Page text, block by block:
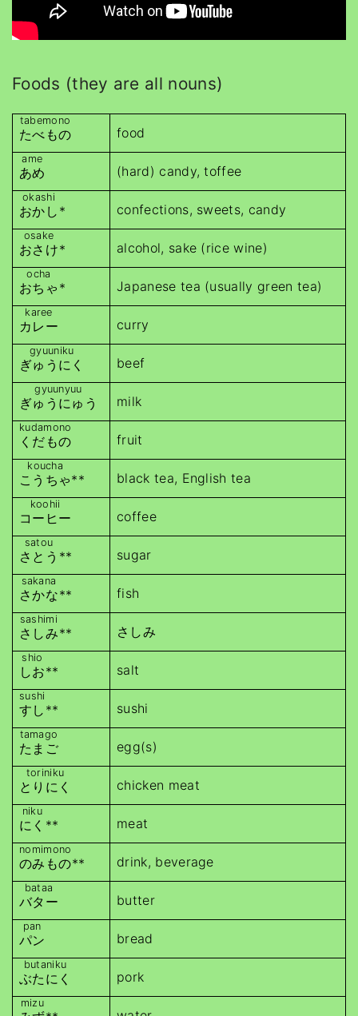
Foods (they are all nouns)
たべもの
tabemono
food
あめ
ame
(hard) candy, toffee
おかし
okashi
* confections, sweets, candy
おさけ
osake
* alcohol, sake (rice wine)
おちゃ
ocha
* Japanese tea (usually green tea)
カレー
karee
curry
ぎゅうにく
gyuuniku
beef
ぎゅうにゅう
gyuunyuu
milk
くだもの
kudamono
fruit
こうちゃ
koucha
** black tea, English tea
コーヒー
koohii
coffee
さとう
satou
** sugar
さかな
sakana
** fish
さしみ
sashimi
** さしみ
しお
shio
** salt
すし
sushi
** sushi
たまご
tamago
egg(s)
とりにく
toriniku
chicken meat
にく
niku
** meat
のみもの
nomimono
** drink, beverage
バター
bataa
butter
パン
pan
bread
ぶたにく
butaniku
pork
mizu